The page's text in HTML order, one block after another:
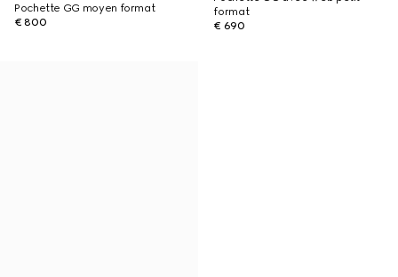
Pochette GG moyen format
€ 800
format
€ 690